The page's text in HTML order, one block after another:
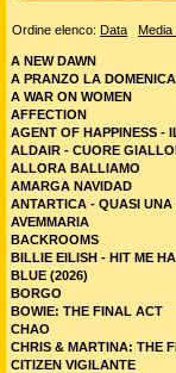
Ordine elenco: Data Media
A NEW DAWN
A PRANZO LA DOMENICA
A WAR ON WOMEN
AFFECTION
AGENT OF HAPPINESS -
ALDAIR - CUORE
ALLORA BALLIAMO
AMARGA NAVIDAD
ANTARTICA - QUASI
AVEMMARIA
BACKROOMS
BILLIE EILISH - HIT ME
BLUE (2026)
BORGO
BOWIE: THE FINAL ACT
CHAO
CHRIS & MARTINA: THE
CITIZEN VIGILANTE